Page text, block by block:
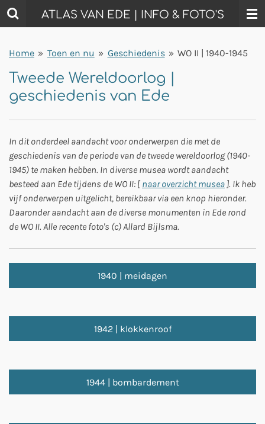
Ga
direct
de
ATLAS VAN EDE | INFO & FOTO'S
Home » Toen en nu » Geschiedenis » WO II | 1940-1945
Tweede Wereldoorlog |
geschiedenis van Ede
In dit onderdeel aandacht voor onderwerpen die met de
geschiedenis van de periode van de tweede wereldoorlog (1940-
1945) te maken hebben. In diverse musea wordt aandacht
besteed aan Ede tijdens de WO II: [ naar overzicht musea ]. Ik heb
vijf onderwerpen uitgelicht, bereikbaar via een knop hieronder.
Daaronder aandacht aan de diverse monumenten in Ede rond
de WO II. Alle recente foto's (c) Allard Bijlsma.
1940 | meidagen
1942 | klokkenroof
1944 | bombardement